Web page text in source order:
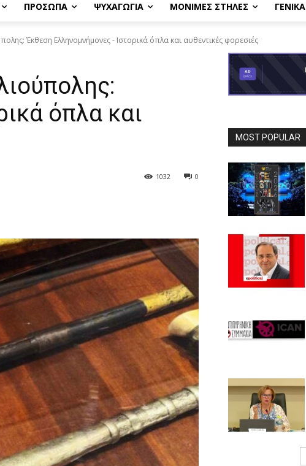
ΠΡΟΣΩΠΑ ΨΥΧΑΓΩΓΙΑ ΜΟΝΙΜΕΣ ΣΤΗΛΕΣ ΓΕΝΙΚΑ
Έκθεση Ελληνομνήμονες - Ιστορικά όπλα και αυθεντικές φορεσιές
όπλα και
0
1032
MOST POPULAR